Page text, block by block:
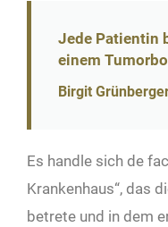
Jede Patientin
einem
Birgit
Es handle sich de
Krankenhaus“, das
betrete und in dem